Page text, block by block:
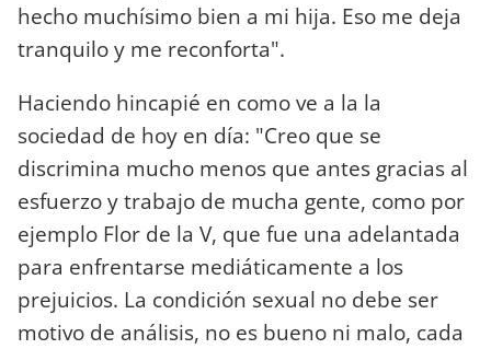
hecho muchísimo bien a mi hija. Eso me deja
tranquilo y me reconforta".
Haciendo hincapié en como ve a la la
sociedad de hoy en día: "Creo que se
discrimina mucho menos que antes gracias al
esfuerzo y trabajo de mucha gente, como por
ejemplo Flor de la V, que fue una adelantada
para enfrentarse mediáticamente a los
prejuicios. La condición sexual no debe ser
motivo de análisis, no es bueno ni malo, cada